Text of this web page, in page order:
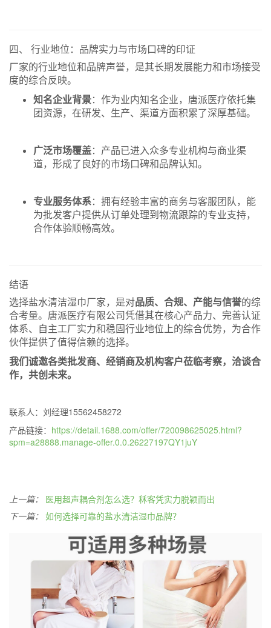
四、 行业地位：品牌实力与市场口碑的印证
厂家的行业地位和品牌声誉，是其长期发展能力和市场接受
度的综合反映。
知名企业背景：作为业内知名企业，唐派医疗依托集
团资源，在研发、生产、渠道方面积累了深厚基础。
广泛市场覆盖：产品已进入众多专业机构与商业渠
道，形成了良好的市场口碑和品牌认知。
专业服务体系：拥有经验丰富的商务与客服团队，能
为批发客户提供从订单处理到物流跟踪的专业支持，
合作体验顺畅高效。
结语
选择盐水清洁湿巾厂家，是对品质、合规、产能与信誉的综
合考量。唐派医疗有限公司凭借其在核心产品力、完善认证
体系、自主工厂实力和稳固行业地位上的综合优势，为合作
伙伴提供了值得信赖的选择。
我们诚邀各类批发商、经销商及机构客户莅临考察，洽谈合
作，共创未来。
联系人：刘经理15562458272
产品链接： https://detail.1688.com/offer/720098625025.html?
spm=a28888.manage-offer.0.0.26227197QY1juY
上一篇： 医用超声耦合剂怎么选？秝客凭实力脱颖而出
下一篇： 如何选择可靠的盐水清洁湿巾品牌？